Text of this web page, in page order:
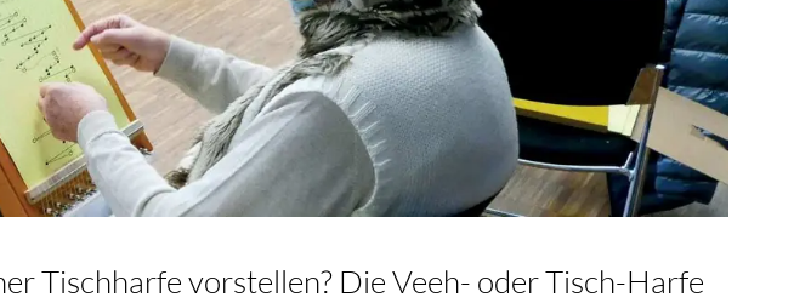
Tischharfe vorstellen? Die Veeh- oder Tisch-Harfe